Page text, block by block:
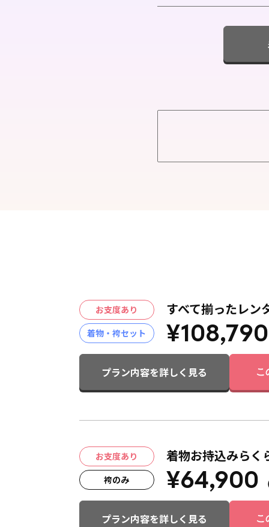
お支度あり
着物・袴セット
すべて揃ったレン
¥108,790
プラン内容を詳しく見る こ
お支度あり
袴のみ
着物お持込みらく
¥64,900
プラン内容を詳しく見る こ